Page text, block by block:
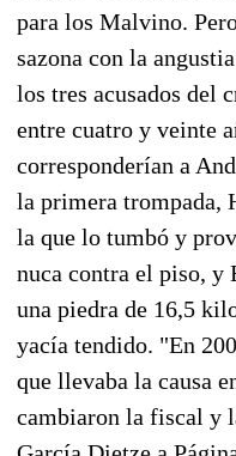
para los Malvino.
sazona con la
los tres acusados del
entre cuatro y veinte
corresponderían a
la primera trompada,
la que lo tumbó y
nuca contra el piso, y
una piedra de 16,5
yacía tendido. "En
que llevaba la causa
cambiaron la fiscal y